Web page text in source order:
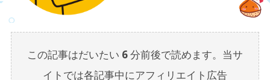
この記事はだいたい 6分前後で読めます。当サ
イトでは各記事中にアフィリエイト広告